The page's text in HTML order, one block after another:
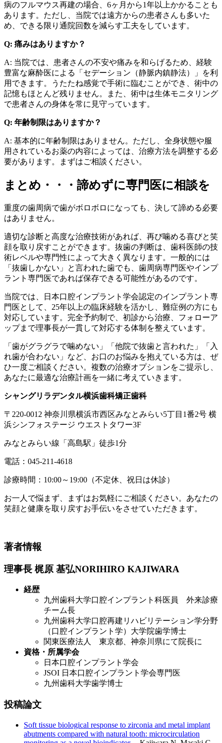
病のフルマウス再建の場合、6ヶ月から1年以上かかることも
あります。ただし、当院では遠方からの患者さんも多いた
め、できる限り通院回数を減らす工夫をしています。
Q: 痛みはありますか？
A: 当院では、患者さんの不安や痛みを和らげるため、経験
豊富な麻酔医による「セデーション（静脈内鎮静法）」を利
用できます。うたたね感覚で手術に臨むことができ、術中の
記憶もほとんど残りません。また、術中は生体モニタリング
で患者さんの身体を常に見守っています。
Q: 年齢制限はありますか？
A: 基本的に年齢制限はありません。ただし、全身状態や服
用されているお薬の内容によっては、治療方法を調整する必
要があります。まずはご相談ください。
まとめ・・・諦めずに専門医に相談を
重度の歯周病で歯がボロボロになっても、決して諦める必要
はありません。
適切な診断と高度な治療技術があれば、再び噛める喜びと笑
顔を取り戻すことができます。抜歯の判断は、歯科医師の技
術レベルや専門性によって大きく異なります。一般的には
「抜歯しかない」と言われた歯でも、歯周病専門医やインプ
ラント専門医であれば保存できる可能性があるのです。
当院では、日本口腔インプラント学会認定のインプラント専
門医として、25年以上の臨床経験を活かし、難症例の方にも
対応しています。完全予約制で、初診から治療、フォローア
ップまで理事長が一貫して対応する体制を整えています。
「歯がグラグラで噛めない」「他院で抜歯と言われた」「入
れ歯が合わない」など、お口のお悩みを抱えている方は、ぜ
ひ一度ご相談ください。複数の治療オプションをご提示し、
あなたに最適な治療計画を一緒に考えていきます。
シャングリラデンタル横浜歯科矯正歯科
〒220-0012 神奈川県横浜市西区みなとみらい5丁目1番2号 横
浜シンフォステージ ウエストタワー3F
みなとみらい線「高島駅」徒歩1分
電話：045-211-4618
診療時間：10:00～19:00（不定休、祝日は休診）
お一人で悩まず、まずはお気軽にご相談ください。あなたの
笑顔と健康を取り戻すお手伝いをさせていただきます。
著者情報
理事長 梶原 基弘NORIHIRO KAJIWARA
経歴
九州歯科大学口腔インプラント科医員 外来診療
チーム長
九州歯科大学口腔再建リハビリテーション学分野
（口腔インプラント学）大学院歯学博士
関東医療法人 東京都、神奈川県にて院長に
資格・所属学会
日本口腔インプラント学会
JSOI 日本口腔インプラント学会専門医
九州歯科大学歯学博士
投稿論文
Soft tissue biological response to zirconia and metal implant
abutments compared with natural tooth: microcirculation